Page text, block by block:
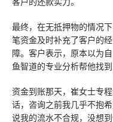
最终，在无抵押物的情况
笔资金及时补充了客户的
障。客户表示，原本以为
鱼智道的专业分析帮他找到
资金到账那天，崔女士专
话，咨询之前我几乎不抱
说我的流水不合规，没想